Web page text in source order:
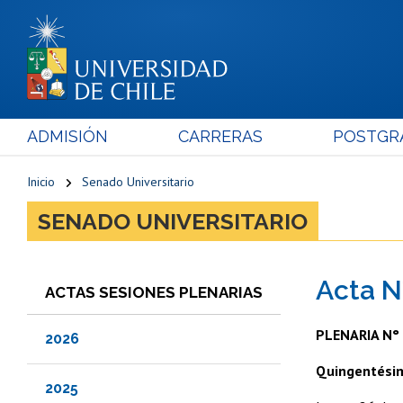
ADMISIÓN CARRERAS
Inicio Senado Universitario
SENADO UNIVERSITARIO
ACTAS SESIONES PLENARIAS
2026
2025
Acta
PLENARIA